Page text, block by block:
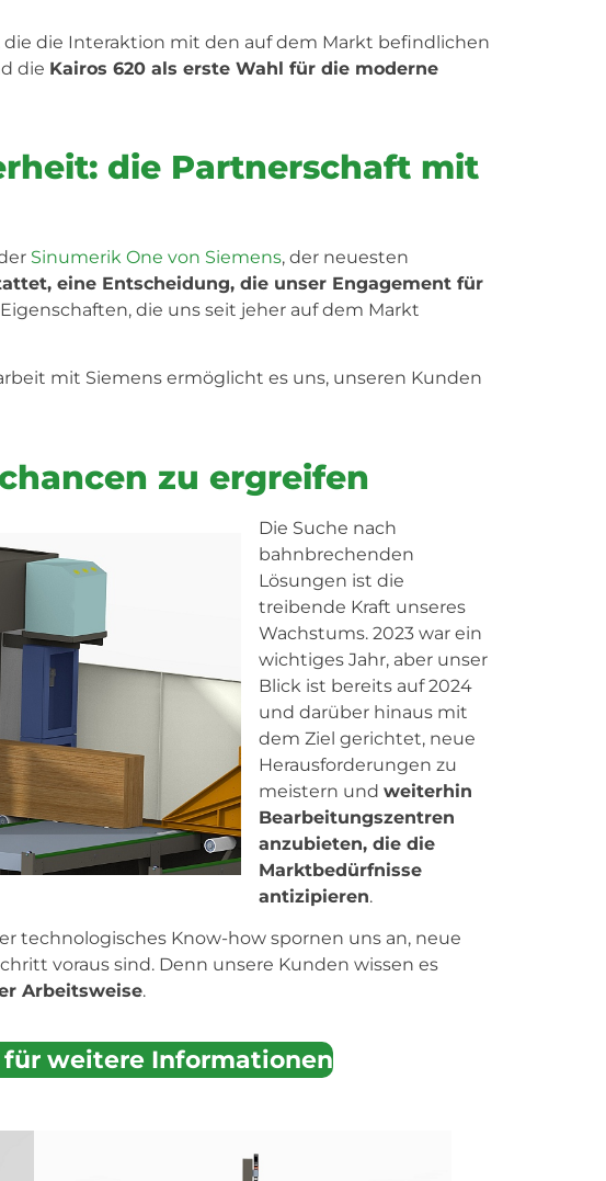
die Interaktion mit den auf dem Markt befindlichen
die Kairos 620 als erste Wahl für die moderne
die Partnerschaft mit
Sinumerik One von Siemens, der neuesten
eine Entscheidung, die unser Engagement für
Eigenschaften, die uns seit jeher auf dem Markt
mit Siemens ermöglicht es uns, unseren Kunden
zu ergreifen
Die Suche nach
bahnbrechenden
Lösungen ist die
treibende Kraft unseres
Wachstums. 2023 war ein
wichtiges Jahr, aber unser
Blick ist bereits auf 2024
und darüber hinaus mit
dem Ziel gerichtet, neue
Herausforderungen zu
meistern und weiterhin
Bearbeitungszentren
anzubieten, die die
Marktbedürfnisse
antizipieren.
technologisches Know-how spornen uns an, neue
voraus sind. Denn unsere Kunden wissen es
Arbeitsweise.
weitere Informationen